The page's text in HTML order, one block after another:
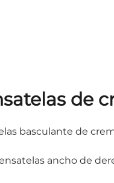
de
basculante de
ancho de